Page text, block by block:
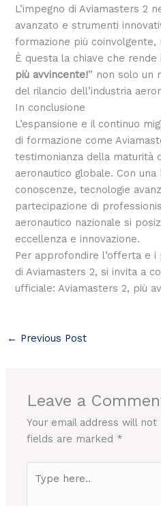
L’impegno di Aviamasters 2
avanzato e strumenti
formazione più coinvolgente,
È questa la chiave che
più avvincente!” non solo un
del rilancio dell’industria
In conclusione
L’espansione e il continuo
di formazione come
testimonianza della maturità
aeronautico globale. Con una
conoscenze, tecnologie
partecipazione di
aeronautico nazionale si
eccellenza e innovazione.
Per approfondire l’offerta e
di Aviamasters 2, si invita a
ufficiale: Aviamasters 2, più
← Previous Post
Leave a
Your email address will
fields are marked *
here..